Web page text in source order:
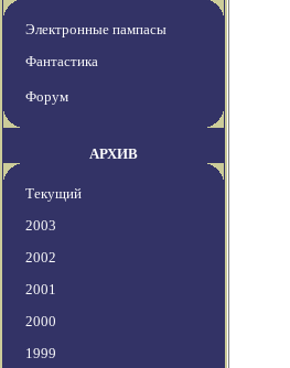
Электронные пампасы
Фантастика
Форум
АРХИВ
Текущий
2003
2002
2001
2000
1999